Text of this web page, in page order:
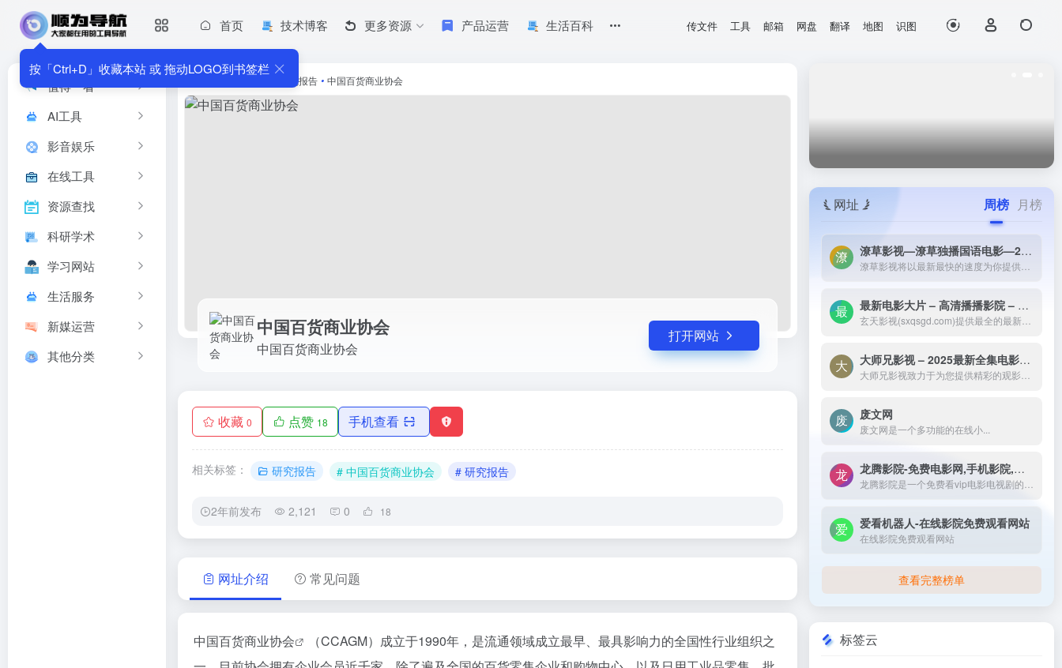
按「Ctrl+D」收藏本站 或 拖动LOGO到书签栏
首页 技术博客 更多资源 产品运营 生活百科 传文件 工具 邮箱 网盘 翻译 地图 识图
值得一看
AI工具
影音娱乐
在线工具
资源查找
科研学术
学习网站
生活服务
新媒运营
其他分类
研究报告 • 中国百货商业协会
中国百货商业协会
中国百货商业协会
打开网站
收藏 0 点赞 18 手机查看
相关标签： 研究报告 # 中国百货商业协会 # 研究报告
2年前发布 2,121 0 18
中国百货商业协会
中国百货商业协会
网址介绍 常见问题
中国百货商业协会
（CCAGM）成立于1990年，是流通领域成立最早、最具影响力的全国性行业组织之
网址 周榜 月榜
潦草影视—潦草独播国语电影—2023最新国语大片—免费国语潦草电影网-潦草影视将以最新最快的速度为你提供：最新电影电视剧的介绍和高速观看地址，好看的电影电视剧在线观看尽在潦草影视，为了更好的服务您，我们正在努力做最好的电影电视剧网站！
最新电影大片 – 高清播播影院 – 最新好看的电视剧免费在线观看 _ 玄天影视-玄天影视(sxqsgd.com)提供最全的最新电影大片，最热电视剧，韩国电视剧、香港TVB电视剧、韩剧、日剧、美剧、综艺、动漫的在线观看，无需下载任何播放器即可在线免费观看，每天第一时间更新，欢迎影迷到玄天
大师兄影视 – 2025最新全集电影电视剧_高清短剧视频免费在线观看-大师兄影视致力于为您提供精彩的观影选择，包括热门电影、电视剧、短剧、最新综艺节目和经典动漫。我们实时更新影片，确保您能享受最新、最全面的在线电影免费观看，更多高清资源尽在大师兄影院网。
废文网
废文网是一个多功能的在线小...
龙腾影院-免费电影网,手机影院,高清影视大全-龙腾影院是一个免费看vip电影电视剧的网站，拥有海量、优质、高清电影和好看的电视剧，搞笑综艺及新番动漫，无须会员即可无广告观看全网影视作品，看电影来龙腾影院准没错。
爱看机器人-在线影院免费观看网站
在线影院免费观看网站
查看完整榜单
标签云